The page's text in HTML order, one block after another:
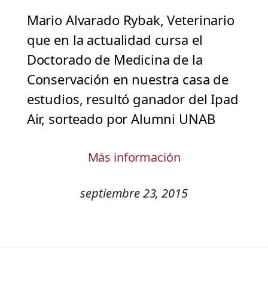
Mario Alvarado Rybak, Veterinario
que en la actualidad cursa el
Doctorado de Medicina de la
Conservación en nuestra casa de
estudios, resultó ganador del Ipad
Air, sorteado por Alumni UNAB
Más información
septiembre 23, 2015